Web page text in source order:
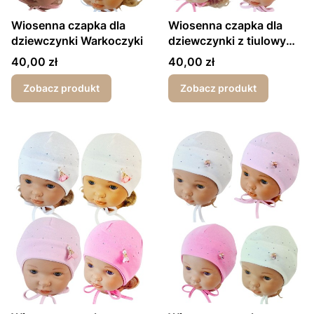
Wiosenna czapka dla
dziewczynki Warkoczyki
Cena
40,00 zł
Zobacz produkt
Wiosenna czapka dla
dziewczynki z tiulowym
pomponem
Cena
40,00 zł
Zobacz produkt